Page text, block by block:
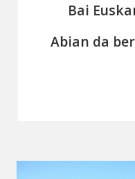
Bai
Abian da
albumak